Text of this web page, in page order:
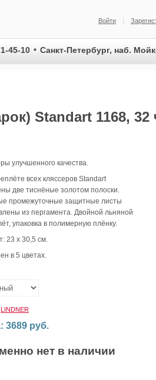
Войти
45-10 Санкт-Петербург, наб.
Standart 1168,
улучшенного качества.
всех кляссеров Standart
две тиснёные золотом полоски.
промежуточные защитные листы
из пергамента. Двойной льняной
упаковка в полимерную плёнку.
23 х 30,5 см.
в 5 цветах.
LINDNER
3689 руб.
нет в наличии